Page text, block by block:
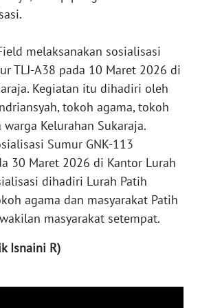
melaksanakan sosialisasi
TLJ-A38 pada 10 Maret 2026 di
Kegiatan itu dihadiri oleh
tokoh agama, tokoh
warga Kelurahan Sukaraja.
Sumur GNK-113
30 Maret 2026 di Kantor Lurah
dihadiri Lurah Patih
agama dan masyarakat Patih
masyarakat setempat.
Isnaini R)